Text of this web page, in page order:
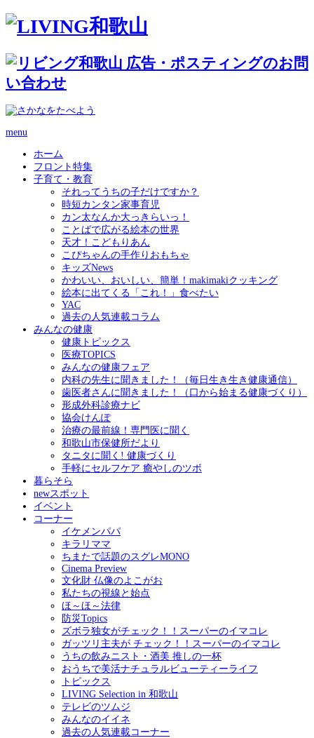
menu
ホーム
フロント特集
子育て・教育
それってうちの子だけですか？
時短カンタン家事育児
カン太なんか大っきらいっ！
ことばで広がる絵本の世界
天才！こどもりあん
こぴちゃんの手作りおもちゃ
キッズNews
かわいい、おいしい、簡単！makimakiクッキング
絵本に出てくる「これ！」食べたい
YAC
過去の人気連載コラム
みんなの健康
健康トピックス
医療TOPICS
みんなの健康フェア
内科の先生に聞きました！（毎日生き生き健康通信）
歯医者さんに聞きました！（口から始まる健康づくり）
形成外科診療ナビ
協会けんぽ
治療の最前線！専門医に聞く
和歌山市保健所だより
タニタに聞く! 健康づくり
手軽にセルフケア 癒やしのツボ
暮らそら
newスポット
イベント
コーナー
イケメンパパ
キラリママ
ちまたで話題のスグレMONO
Cinema Preview
文化財 仏像のよこがお
私たちの視線と始点
ほ～ほ～法律
防災Topics
ズボラ独女がチェック！！スーパーのイマコレ
ガッツリ主夫が チェック！！スーパーのイマコレ
うちの飲みニスト・酒美 推しの一杯
おうちで美活ナチュラルビューティーライフ
トピックス
LIVING Selection in 和歌山
テレビのツムジ
みんなのイイネ
過去の人気連載コーナー